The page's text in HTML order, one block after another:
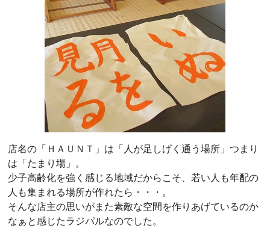
店名の「ＨＡＵＮＴ」は「人が足しげく通う場所」つまり
は「たまり場」。
少子高齢化を強く感じる地域だからこそ、若い人も年配の
人も集まれる場所が作れたら・・・。
そんな店主の思いがまた素敵な空間を作りあげているのか
なぁと感じたラジパルなのでした。